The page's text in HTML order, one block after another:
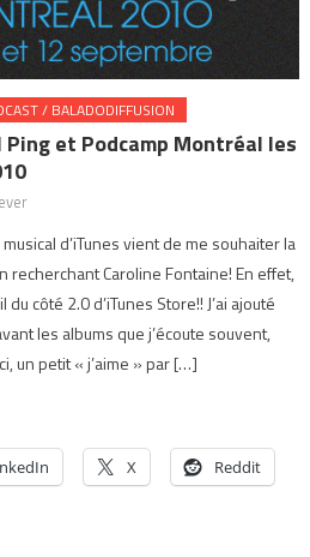
/ BALADODIFFUSION
et Podcamp Montréal les
d’iTunes vient de me souhaiter la
Caroline Fontaine! En effet,
côté 2.0 d’iTunes Store!! J’ai ajouté
les albums que j’écoute souvent,
un petit « j’aime » par […]
X Reddit